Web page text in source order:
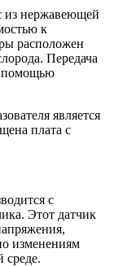
из нержавеющей
к
расположен
Передача
помощью
является
плата с
с
Этот датчик
изменениям
среде.